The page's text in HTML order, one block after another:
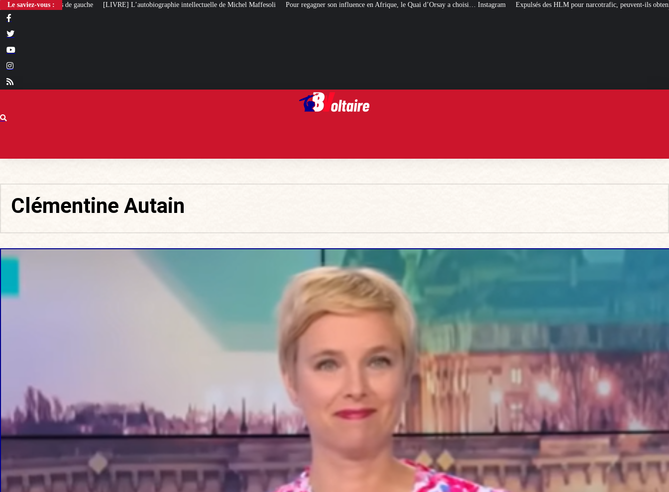
Le saviez-vous :
L’autobiographie intellectuelle de Michel Maffesoli Pour regagner son influence en Afrique, le Quai d’Orsay a choisi… Instagram Expulsés des HLM pour narcotrafic, peuvent-ils obtenir un nouveau logement social ?
Clémentine Autain